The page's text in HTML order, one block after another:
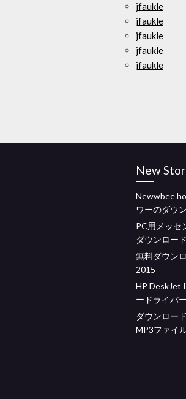
jfaukle
jfaukle
jfaukle
jfaukle
jfaukle
New
Newwbee
ワーのダウ
PC用メッセ
ダウンロード
無料ダウン
2015
HP DeskJet
ードライバ
ダウンロー
MP3ファイ